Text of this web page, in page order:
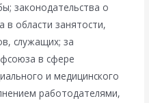
законодательства о
в области занятости,
служащих; за
в сфере
и медицинского
работодателями,